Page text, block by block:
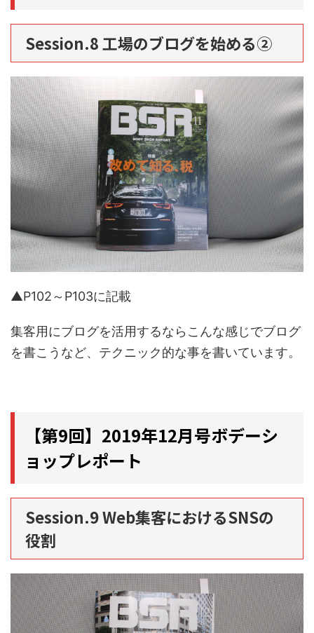
Session.8 工場のブログを始める②
▲P102～P103に記載
集客用にブログを活用するならこんな感じでブログ
を書こうなど、テクニック的な事を書いています。
【第9回】2019年12月号ボデーシ
ョップレポート
Session.9 Web集客におけるSNSの
役割